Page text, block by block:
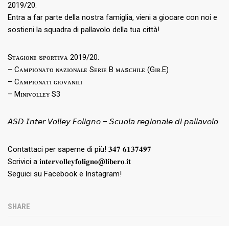
2019/20.
Entra a far parte della nostra famiglia, vieni a giocare con noi e
sostieni la squadra di pallavolo della tua città!
Sᴛᴀɢɪᴏɴᴇ sᴘᴏʀᴛɪᴠᴀ 2019/20:
– Cᴀᴍᴘɪᴏɴᴀᴛᴏ ɴᴀᴢɪᴏɴᴀʟᴇ Sᴇʀɪᴇ B ᴍᴀsᴄʜɪʟᴇ (Gɪʀ.E)
– Cᴀᴍᴘɪᴏɴᴀᴛɪ ɢɪᴏᴠᴀɴɪʟɪ
– Mɪɴɪᴠᴏʟʟᴇʏ S3
𝘈𝘚𝘋 𝘐𝘯𝘵𝘦𝘳 𝘝𝘰𝘭𝘭𝘦𝘺 𝘍𝘰𝘭𝘪𝘨𝘯𝘰 – 𝘚𝘤𝘶𝘰𝘭𝘢 𝘳𝘦𝘨𝘪𝘰𝘯𝘢𝘭𝘦 𝘥𝘪 𝘱𝘢𝘭𝘭𝘢𝘷𝘰𝘭𝘰
Contattaci per saperne di più! 𝟑𝟒𝟕 𝟔𝟏𝟑𝟕𝟒𝟗𝟕
Scrivici a 𝐢𝐧𝐭𝐞𝐫𝐯𝐨𝐥𝐥𝐞𝐲𝐟𝐨𝐥𝐢𝐠𝐧𝐨@𝐥𝐢𝐛𝐞𝐫𝐨.𝐢𝐭
Seguici su Facebook e Instagram!
SHARE